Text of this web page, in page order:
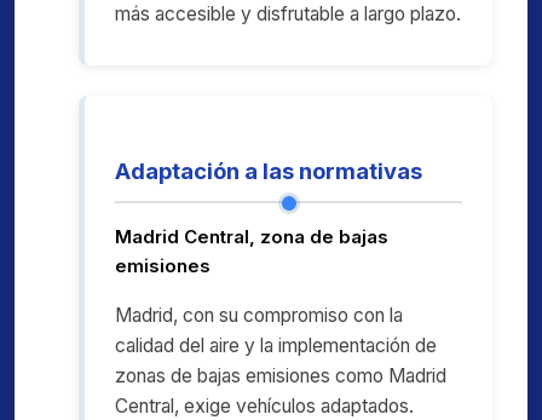
más accesible y disfrutable a largo plazo.
Adaptación a las normativas
Madrid Central, zona de bajas
emisiones
Madrid, con su compromiso con la
calidad del aire y la implementación de
zonas de bajas emisiones como Madrid
Central, exige vehículos adaptados.